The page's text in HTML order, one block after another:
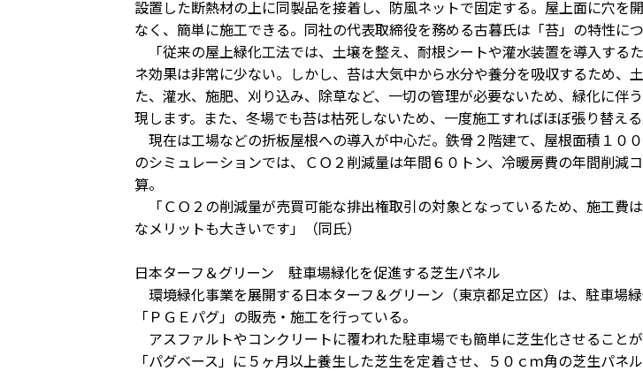
設置した断熱材の上に同製品を接着し、防風ネットで固定する。屋上面に穴を
なく、簡単に施工できる。同社の代表取締役を務める古暮氏は「苔」の特性につ
「従来の屋上緑化工法では、土壌を整え、耐根シートや灌水装置を導入する
ネ効果は非常に少ない。しかし、苔は大気中から水分や養分を吸収するため、
た、灌水、施肥、刈り込み、除草など、一切の管理が必要ないため、緑化に伴
現します。また、冬場でも苔は枯死しないため、一度施工すればほぼ張り替える
現在は工場などの折板屋根への導入が中心だ。鉄骨２階建て、屋根面積１０
のシミュレーションでは、ＣＯ２削減量は年間６０トン、冷暖房費の年間削減
算。
「ＣＯ２の削減量が売買可能な排出権取引の対象となっているため、施工費
なメリットも大きいです」（同氏）
日本ターフ＆グリーン 駐車場緑化を促進する芝生パネル
環境緑化事業を展開する日本ターフ＆グリーン（東京都足立区）は、駐車場
「ＰＧＥパグ」の販売・施工を行っている。
アスファルトやコンクリートに覆われた駐車場でも簡単に芝生化させること
「パグベース」に５ヶ月以上養生した芝生を定着させ、５０ｃｍ角の芝生パネ